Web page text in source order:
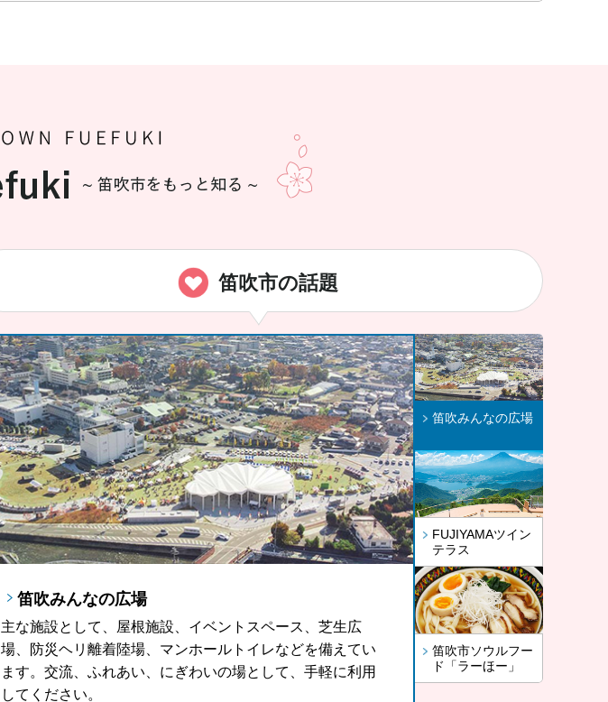
笛吹市の話題
笛吹みんなの広場
主な施設として、屋根施設、イベントスペース、芝生広
場、防災ヘリ離着陸場、マンホールトイレなどを備えてい
ます。交流、ふれあい、にぎわいの場として、手軽に利用
してください。
FUJIYAMAツインテラス
FUJIYAMAツインテラスは、河口湖や山中湖、世界文化遺
産に登録されている富士山が一望できる眺望スポットで
す。
笛吹市ソウルフード「ラーほー」
山梨県の郷土料理である「ほうとう」をもっと気軽に、も
っと多くの観光客の皆さんに、また地域の皆さんに召し上
がっていただきたいという思いから開発したラーほー。お
気に入りの1杯を見つけてみませんか。
笛吹みんなの広場
FUJIYAMAツイン
テラス
笛吹市ソウルフー
ド「ラーほー」